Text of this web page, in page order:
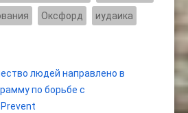
Оксфорд иудаика
людей направлено в
по борьбе с